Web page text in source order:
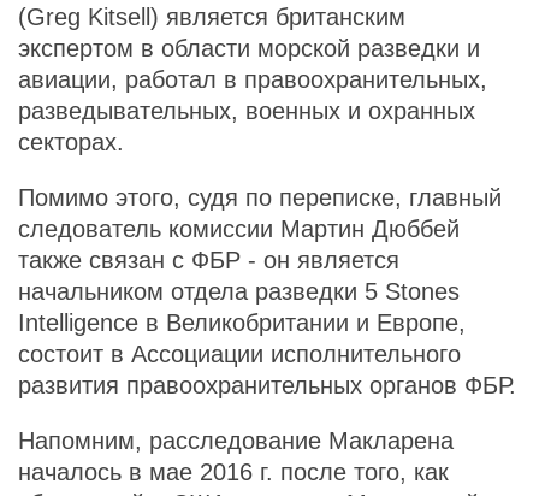
(Greg Kitsell) является британским
экспертом в области морской разведки и
авиации, работал в правоохранительных,
разведывательных, военных и охранных
секторах.
Помимо этого, судя по переписке, главный
следователь комиссии Мартин Дюббей
также связан с ФБР - он является
начальником отдела разведки 5 Stones
Intelligence в Великобритании и Европе,
состоит в Ассоциации исполнительного
развития правоохранительных органов ФБР.
Напомним, расследование Макларена
началось в мае 2016 г. после того, как